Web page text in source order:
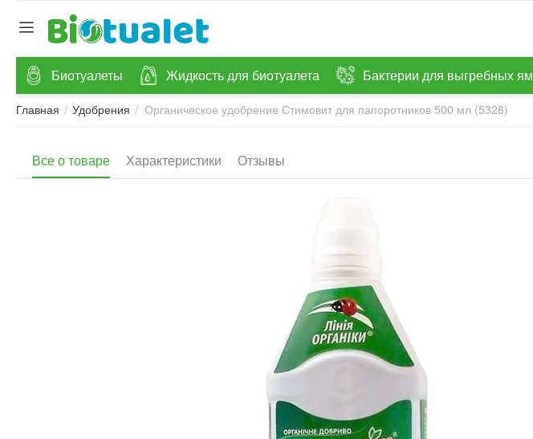
Биотуалеты Жидкость для биотуалета Бактерии для выгребных ям
Главная / Удобрения / Органическое удобрение Стимовит для папоротников 500 мл (5328)
Все о товаре Характеристики Отзывы